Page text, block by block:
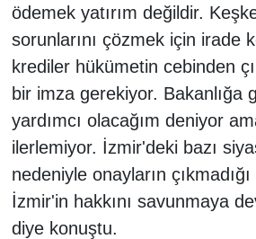
ödemek yatırım değildir.
sorunlarını çözmek için irade
krediler hükümetin cebinden
bir imza gerekiyor. Bakanlığa
yardımcı olacağım deniyor
ilerlemiyor. İzmir'deki bazı
nedeniyle onayların
İzmir'in hakkını savunmaya
diye konuştu.